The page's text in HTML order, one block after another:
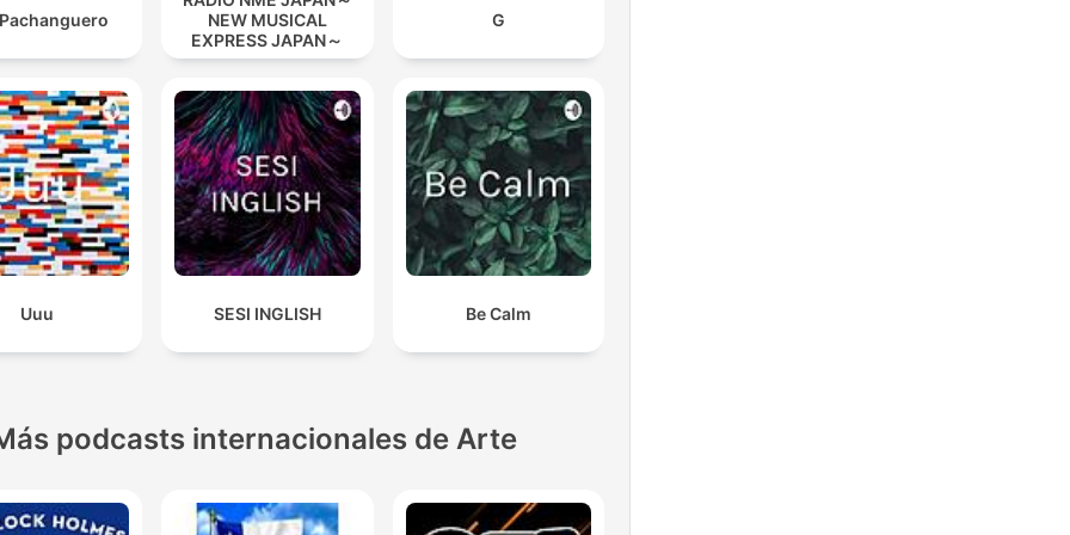
NEW MUSICAL
EXPRESS JAPAN～
G
Uuu SESI INGLISH Be Calm
podcasts internacionales de Arte